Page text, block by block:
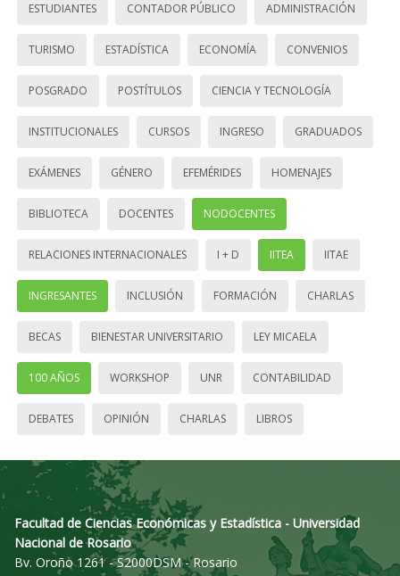
ESTUDIANTES CONTADOR PÚBLICO ADMINISTRACIÓN
TURISMO ESTADÍSTICA ECONOMÍA CONVENIOS
POSGRADO POSTÍTULOS CIENCIA Y TECNOLOGÍA
INSTITUCIONALES CURSOS INGRESO GRADUADOS
EXÁMENES GÉNERO EFEMÉRIDES HOMENAJES
BIBLIOTECA DOCENTES NODOCENTES
RELACIONES INTERNACIONALES I + D IITEA IITAE
INGRESANTES INCLUSIÓN FORMACIÓN CHARLAS
BECAS BIENESTAR UNIVERSITARIO LEY MICAELA
100 AÑOS WORKSHOP UNR CONTABILIDAD
DEBATES OPINIÓN CHARLAS LIBROS
Facultad de Ciencias Económicas y Estadística - Universidad
Nacional de Rosario
Bv. Oroño 1261 - S2000DSM - Rosario